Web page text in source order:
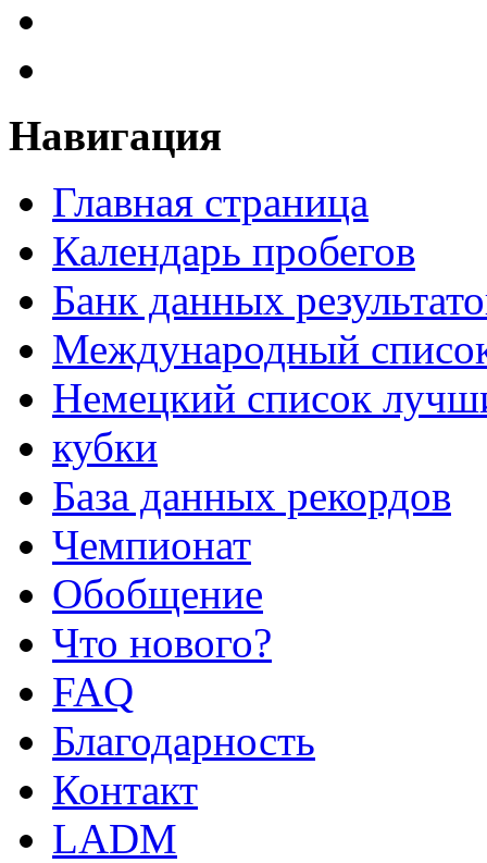
Навигация
Главная страница
Календарь пробегов
Банк данных
Международный
Немецкий список
кубки
База данных рекордов
Чемпионат
Обобщение
Что нового?
FAQ
Благодарность
Контакт
LADM